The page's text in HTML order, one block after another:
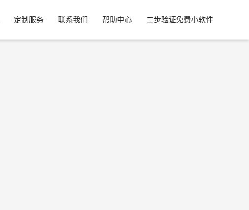
定制服务 联系我们 帮助中心 二步验证免费小软件